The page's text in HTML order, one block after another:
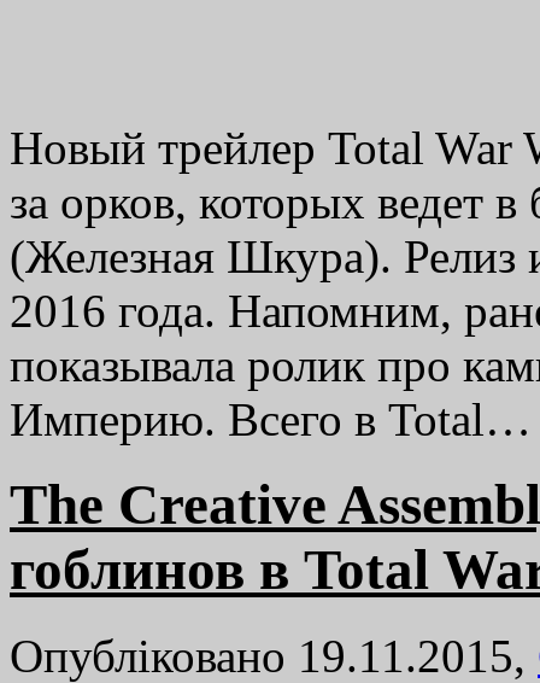
Новый трейлер Total War
за орков, которых ведет
(Железная Шкура). Релиз
2016 года. Напомним,
показывала ролик про
Империю. Всего в
The Creative
гоблинов в Total
Опубліковано 19.11.2015,